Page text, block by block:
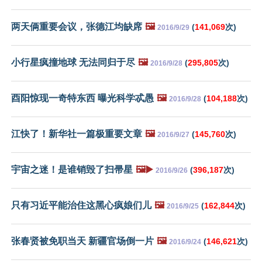
两天俩重要会议，张德江均缺席 🖼️ 2016/9/29 (141,069次)
小行星疯撞地球 无法同归于尽 🖼️ 2016/9/28 (295,805次)
酉阳惊现一奇特东西 曝光科学忒愚 🖼️ 2016/9/28 (104,188次)
江快了！新华社一篇极重要文章 🖼️ 2016/9/27 (145,760次)
宇宙之迷！是谁销毁了扫帚星 🖼️▶️ 2016/9/26 (396,187次)
只有习近平能治住这黑心疯娘们儿 🖼️ 2016/9/25 (162,844次)
张春贤被免职当天 新疆官场倒一片 🖼️ 2016/9/24 (146,621次)